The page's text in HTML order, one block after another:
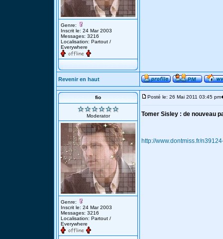
Genre:
Inscrit le: 24 Mar 2003
Messages: 3216
Localisation: Partout /
Everywhere
Revenir en haut
fio
Moderator
Genre:
Inscrit le: 24 Mar 2003
Messages: 3216
Localisation: Partout /
Everywhere
Posté le: 26 Mai 2011 03:45 pm
Tomer Sisley : de nouveau
http://www.dontmiss.fr/